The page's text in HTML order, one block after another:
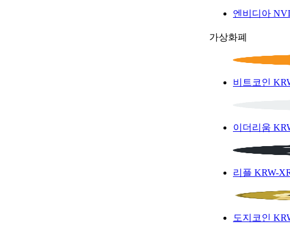
엔비디아
가상화폐
비트코인
이더리움
리플 KRW-
도지코인